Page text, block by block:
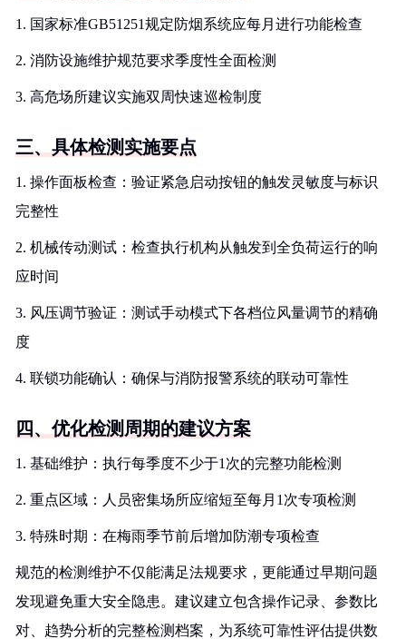
1. 国家标准GB51251规定防烟系统应每月进行功能检查
2. 消防设施维护规范要求季度性全面检测
3. 高危场所建议实施双周快速巡检制度
三、具体检测实施要点
1. 操作面板检查：验证紧急启动按钮的触发灵敏度与标识
完整性
2. 机械传动测试：检查执行机构从触发到全负荷运行的响
应时间
3. 风压调节验证：测试手动模式下各档位风量调节的精确
度
4. 联锁功能确认：确保与消防报警系统的联动可靠性
四、优化检测周期的建议方案
1. 基础维护：执行每季度不少于1次的完整功能检测
2. 重点区域：人员密集场所应缩短至每月1次专项检测
3. 特殊时期：在梅雨季节前后增加防潮专项检查
规范的检测维护不仅能满足法规要求，更能通过早期问题
发现避免重大安全隐患。建议建立包含操作记录、参数比
对、趋势分析的完整检测档案，为系统可靠性评估提供数